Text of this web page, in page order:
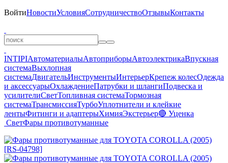
ВойтиНовостиУсловияСотрудничествоОтзывыКонтакты
INTIPIАвтоматериалыАвтоприборыАвтоэлектрикаВпускная
системаВыхлопная
системаДвигательИнструментыИнтерьерКрепеж колесОдежда
и аксессуарыОхлаждениеПатрубки и шлангиПодвеска и
усилителиСветТопливная системаТормозная
системаТрансмиссияТурбоУплотнители и клейкие
лентыФитинги и адаптерыХимияЭкстерьер🔴 Уценка
СветФары противотуманные